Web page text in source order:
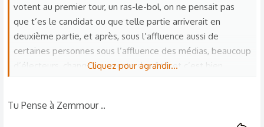
votent au premier tour, un ras-le-bol, on ne pensait pas
que t’es le candidat ou que telle partie arriverait en
deuxième partie, et après, sous l’affluence aussi de
certaines personnes sous l’affluence des médias, beaucoup
d’électeurs, change leur veste de côté, et c’est bien
Moi aujourd’hui, personnellement y a aucun candidat qui me
Cliquez pour agrandir...
Tu Pense à Zemmour ..